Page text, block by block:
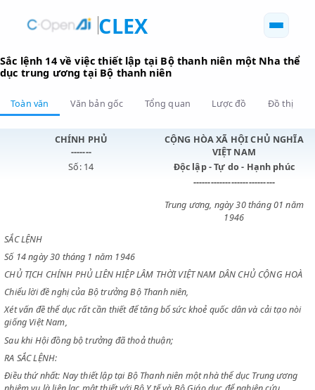
CLEX
Sắc lệnh 14 về việc thiết lập tại Bộ thanh niên một
dục trung ương tại Bộ thanh niên
Toàn văn
CHÍNH PHỦ
-------
CỘNG HÒA XÃ HỘI CHỦ
VIỆT NAM
Độc lập - Tự do - Hạnh
----------------------------
SẮC LỆNH
Số 14 ngày 30 tháng 1 năm 1946
CHỦ TỊCH CHÍNH PHỦ LIÊN HIỆP LÂM THỜI VIỆT NAM DÂN CHỦ
Chiểu lời đề nghị của Bộ trưởng Bộ Thanh niên,
Xét vấn đề thể dục rất cần thiết để tăng bổ sức khoẻ quốc dân và cải
giống Việt Nam,
Sau khi Hội đồng bộ trưởng đã thoả thuận;